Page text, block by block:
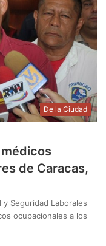
De la Ciudad
de Caracas,
Seguridad Laborales
ocupacionales a los